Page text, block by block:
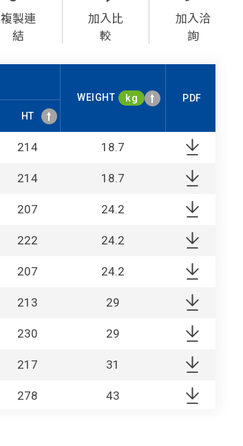
複製連
結
加入比
較
加入洽
詢
WEIGHT kg
PDF
HT
PDF
214 18.7
214 18.7
207 24.2
222 24.2
207 24.2
213 29
230 29
217 31
278 43